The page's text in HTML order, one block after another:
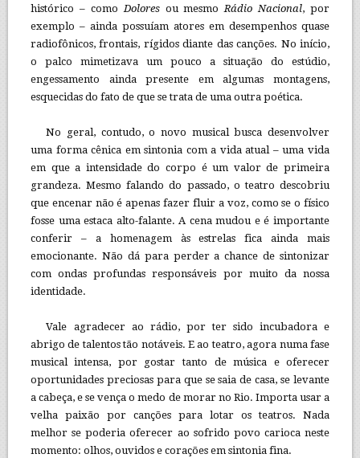
histórico – comoDoloresou mesmoRádio Nacional, por
exemplo – ainda possuíam atores em desempenhos quase
radiofônicos, frontais, rígidos diante das canções. No início,
o palco mimetizava um pouco a situação do estúdio,
engessamento ainda presente em algumas montagens,
esquecidas do fato de que se trata de uma outra poética.
No geral, contudo, o novo musical busca desenvolver
uma forma cênica em sintonia com a vida atual – uma vida
em que a intensidade do corpo é um valor de primeira
grandeza. Mesmo falando do passado, o teatro descobriu
que encenar não é apenas fazer fluir a voz, como se o físico
fosse uma estaca alto-falante. A cena mudou e é importante
conferir – a homenagem às estrelas fica ainda mais
emocionante. Não dá para perder a chance de sintonizar
com ondas profundas responsáveis por muito da nossa
identidade.
Vale agradecer ao rádio, por ter sido incubadora e
abrigo de talentos tão notáveis. E ao teatro, agora numa fase
musical intensa, por gostar tanto de música e oferecer
oportunidades preciosas para que se saia de casa, se levante
a cabeça, e se vença o medo de morar no Rio. Importa usar a
velha paixão por canções para lotar os teatros. Nada
melhor se poderia oferecer ao sofrido povo carioca neste
momento: olhos, ouvidos e corações em sintonia fina.